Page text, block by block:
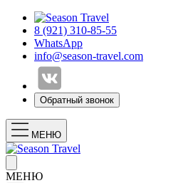
8 (921) 310-85-55
WhatsApp
info@season-travel.com
Обратный звонок
МЕНЮ
МЕНЮ